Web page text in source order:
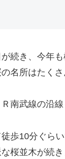
続き、今年
名所はたく
南武線の沿
歩10分ぐら
桜並木が続き